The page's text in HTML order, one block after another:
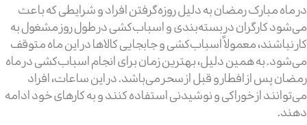
در ماه مبارک رمضان به دلیل روزه‌گرفتن افراد و شرایطی که باعث
می‌شود کارگران در بسته‌بندی و اسباب‌کشی در طول روز مشغول به
کار نباشند، معمولاً اسباب‌کشی و جابجایی کالاها در این ماه متوقف
می‌شود. به همین دلیل، بهترین زمان برای انجام اسباب‌کشی در ماه
رمضان پس از افطار و قبل از سحر می‌باشد. در این ساعات، افراد
می‌توانند از خوراکی و نوشیدنی استفاده کنند و به کارهای خود ادامه
دهند.